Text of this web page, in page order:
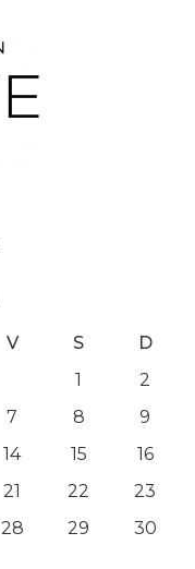
V S
D
1
2
7 8
9
14 15
16
21 22
23
28 29
30